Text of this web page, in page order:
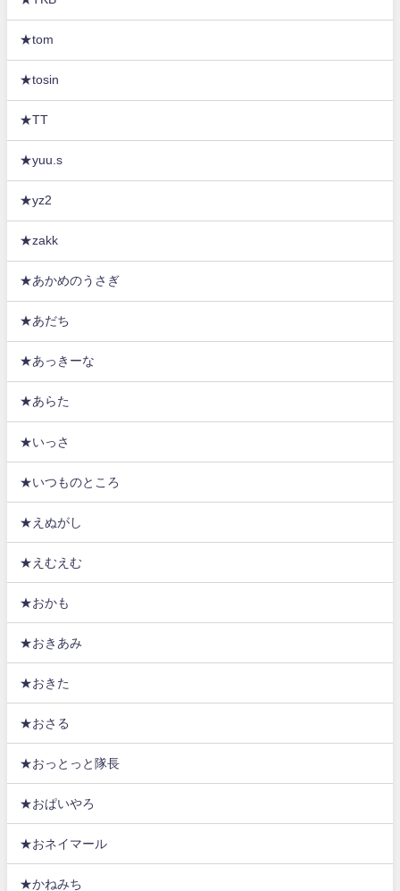
★tom
★tosin
★TT
★yuu.s
★yz2
★zakk
★あかめのうさぎ
★あだち
★あっきーな
★あらた
★いっさ
★いつものところ
★えぬがし
★えむえむ
★おかも
★おきあみ
★おきた
★おさる
★おっとっと隊長
★おぱいやろ
★おネイマール
★かねみち